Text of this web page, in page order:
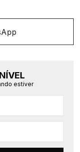
estiver